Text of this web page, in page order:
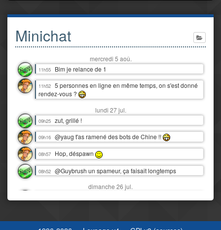
Minichat
mercredi 5 aoû.
11h55 Bim je relance de 1
11h52 5 personnes en ligne en même temps, on s'est donné
rendez-vous ?
lundi 27 jul.
09h25 zut, grillé !
09h16 @yaug t'as ramené des bots de Chine !!
08h57 Hop, déspawn
08h52 @Guybrush un spameur, ça faisait longtemps
dimanche 26 jul.
J'étais moins heureux que quand c'était juste de la pluie ! :D